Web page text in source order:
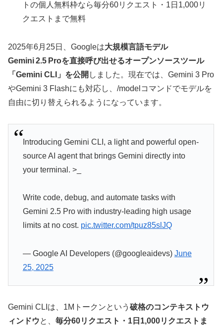
トの個人無料枠なら毎分60リクエスト・1日1,000リ
クエストまで無料
2025年6月25日、Googleは大規模言語モデル
Gemini 2.5 Proを直接呼び出せるオープンソースツール
「Gemini CLI」を公開 しました。現在では、Gemini 3 Pro
やGemini 3 Flashにも対応し、/modelコマンドでモデルを
自由に切り替えられるようになっています。
Introducing Gemini CLI, a light and powerful open-
source AI agent that brings Gemini directly into
your terminal. >_
Write code, debug, and automate tasks with
Gemini 2.5 Pro with industry-leading high usage
limits at no cost. pic.twitter.com/tpuz85slJQ
— Google AI Developers (@googleaidevs) June
25, 2025
Gemini CLIは、1Mトークンという 破格のコンテキストウ
ィンドウと、 毎分60リクエスト・1日1,000リクエストま